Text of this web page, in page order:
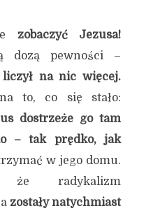
zobaczyć Jezusa!
dozą pewności –
na nic więcej.
to, co się stało:
dostrzeże go tam
– tak prędko, jak
w jego domu.
że radykalizm
zostały natychmiast